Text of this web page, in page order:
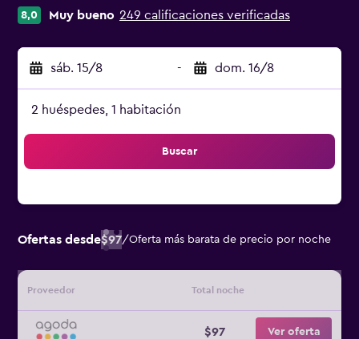
8,0 Muy bueno 249 calificaciones verificadas
sáb. 15/8 - dom. 16/8
2 huéspedes, 1 habitación
Buscar
Ofertas desde$97/Oferta más barata de precio por noche
Proveedor Total noche
$97 Ver oferta